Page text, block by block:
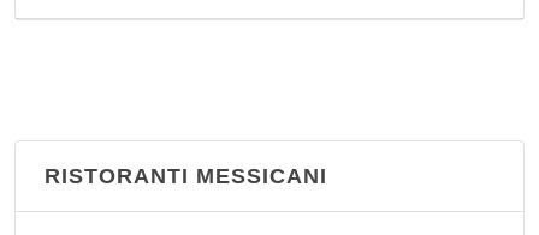
RISTORANTI MESSICANI